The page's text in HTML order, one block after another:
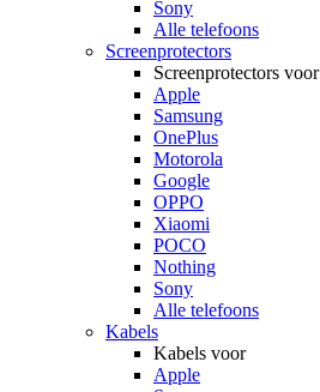
Sony
Alle telefoons
Screenprotectors
Screenprotectors voor
Apple
Samsung
OnePlus
Motorola
Google
OPPO
Xiaomi
POCO
Nothing
Sony
Alle telefoons
Kabels
Kabels voor
Apple